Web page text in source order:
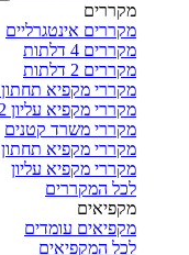
מקררים
מקררים אינטגרליים
מקררים 4 דלתות
מקררים 2 דלתות
מקררי מקפיא תחתון 2 דלתות
מקררי מקפיא עליון 2 דלתות
מקררי משרד קטנים
מקררי מקפיא תחתון
מקררי מקפיא עליון
לכל המקררים
מקפיאים
מקפיאים עומדים
לכל המקפיאים